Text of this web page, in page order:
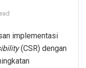
implementasi
(CSR) dengan